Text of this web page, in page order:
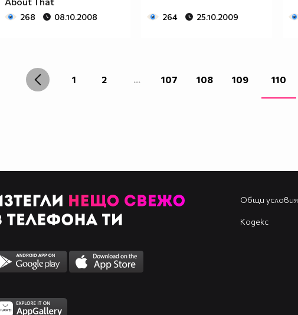
268 08.10.2008 264 25.10.2009
1 2 ... 107 108 109 110
Общи условия
Кодекс